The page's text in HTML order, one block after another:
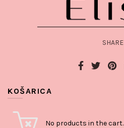
SHARE
KOŠARICA
No products in the cart.